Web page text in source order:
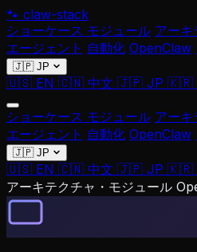
🐾 claw-stack
ショーケース モジュール アーキ
エージェント 自動化 OpenClaw
🇯🇵 JP
🇺🇸 EN 🇨🇳 中文 🇯🇵 JP 🇰🇷
ショーケース モジュール アーキ
エージェント 自動化 OpenClaw
🇯🇵 JP
🇺🇸 EN 🇨🇳 中文 🇯🇵 JP 🇰🇷
アーキテクチャ・モジュール